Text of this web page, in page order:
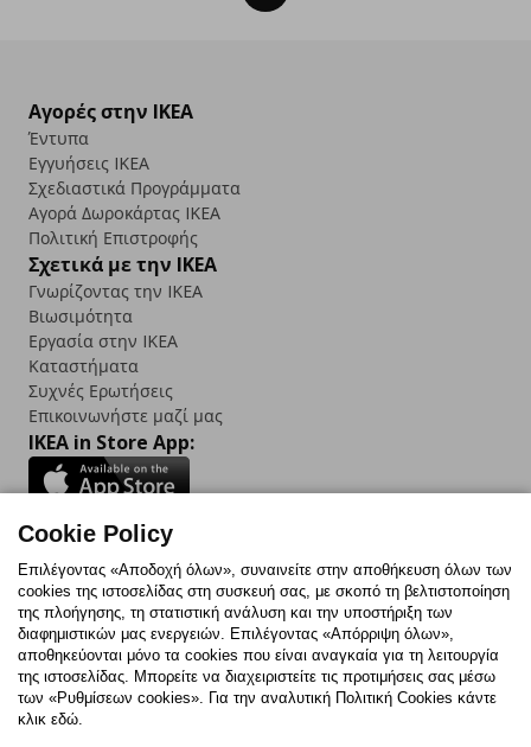
Αγορές στην IKEA
Έντυπα
Εγγυήσεις IKEA
Σχεδιαστικά Προγράμματα
Αγορά Δωρoκάρτας IKEA
Πολιτική Επιστροφής
Σχετικά με την IKEA
Γνωρίζοντας την IKEA
Βιωσιμότητα
Εργασία στην IKEA
Καταστήματα
Συχνές Ερωτήσεις
Επικοινωνήστε μαζί μας
IKEA in Store App:
Follow us:
FacebookInstagram
TikTokYoutubePinterestTwitter
Cookie Policy
Επιλέγοντας «Αποδοχή όλων», συναινείτε στην αποθήκευση όλων των
cookies της ιστοσελίδας στη συσκευή σας, με σκοπό τη βελτιστοποίηση
της πλοήγησης, τη στατιστική ανάλυση και την υποστήριξη των
διαφημιστικών μας ενεργειών. Επιλέγοντας «Απόρριψη όλων»,
αποθηκεύονται μόνο τα cookies που είναι αναγκαία για τη λειτουργία
της ιστοσελίδας. Μπορείτε να διαχειριστείτε τις προτιμήσεις σας μέσω
των «Ρυθμίσεων cookies». Για την αναλυτική Πολιτική Cookies κάντε
κλικ εδώ.